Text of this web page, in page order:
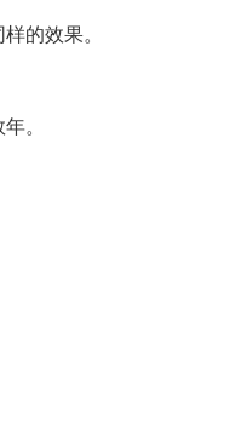
的效果。
。